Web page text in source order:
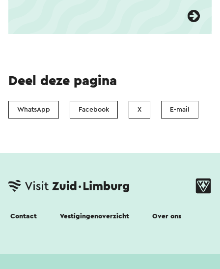
Deel deze pagina
WhatsApp Facebook X E-mail
Contact Vestigingenoverzicht Over ons